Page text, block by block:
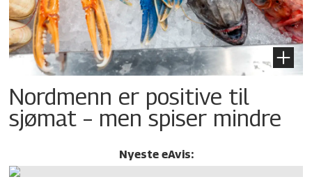
Nordmenn er positive til
sjømat – men spiser mindre
Nyeste eAvis: